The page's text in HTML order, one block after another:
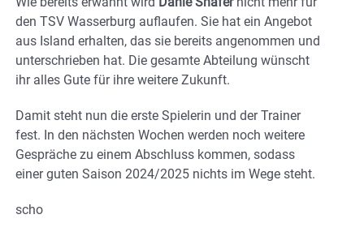
den TSV Wasserburg auflaufen. Sie hat ein Angebot
aus Island erhalten, das sie bereits angenommen und
unterschrieben hat. Die gesamte Abteilung wünscht
ihr alles Gute für ihre weitere Zukunft.
Damit steht nun die erste Spielerin und der Trainer
fest. In den nächsten Wochen werden noch weitere
Gespräche zu einem Abschluss kommen, sodass
einer guten Saison 2024/2025 nichts im Wege steht.
scho